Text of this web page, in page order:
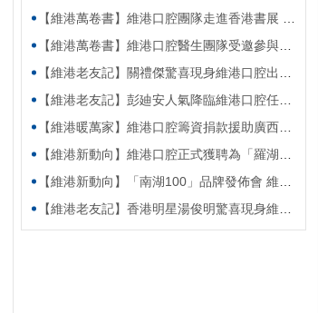
【維港萬卷書】維港口腔團隊走進香港書展 感受閱讀力量拓寬專業視野
【維港萬卷書】維港口腔醫生團隊受邀參與美國登士柏西諾德專題研討 聚焦無牙頜種植修復前沿策略
【維港老友記】關禮傑驚喜現身維港口腔出任明星一日CEO 即場演繹同分享經驗！
【維港老友記】彭廸安人氣降臨維港口腔任明星一日店長 勁歌熱舞快閃表演點燃全場！
【維港暖萬家】維港口腔籌資捐款援助廣西洪澇災區 攜手香港廣西南寧同鄉會共獻愛心
【維港新動向】維港口腔正式獲聘為「羅湖區社會醫療機構行業協會監事單位」
【維港新動向】「南湖100」品牌發佈會 維港口腔獲評「突出貢獻企業」殊榮
【維港老友記】香港明星湯俊明驚喜現身維港口腔 擔任明星一日店長！